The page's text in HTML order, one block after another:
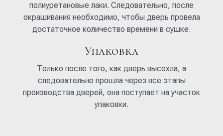
полиуретановые лаки. Следовательно, после
окрашивания необходимо, чтобы дверь провела
достаточное количество времени в сушке.
Упаковка
Только после того, как дверь высохла, а
следовательно прошла через все этапы
производства дверей, она поступает на участок
упаковки.